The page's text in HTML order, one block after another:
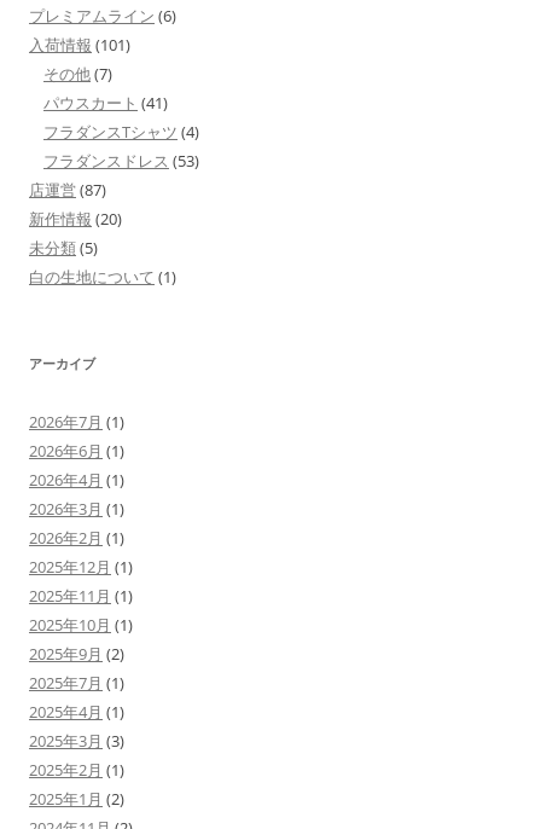
プレミアムライン (6)
入荷情報 (101)
その他(7)
パウスカート (41)
フラダンスTシャツ (4)
フラダンスドレス (53)
店運営(87)
新作情報 (20)
未分類(5)
白の生地について (1)
アーカイブ
2026年7月 (1)
2026年6月 (1)
2026年4月 (1)
2026年3月 (1)
2026年2月 (1)
2025年12月 (1)
2025年11月 (1)
2025年10月 (1)
2025年9月 (2)
2025年7月 (1)
2025年4月 (1)
2025年3月 (3)
2025年2月 (1)
2025年1月 (2)